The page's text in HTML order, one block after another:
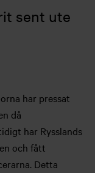
sent ute
har pressat
då
har Rysslands
och fått
Detta